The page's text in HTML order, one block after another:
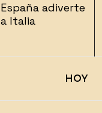
España adiverte
a Italia
HOY